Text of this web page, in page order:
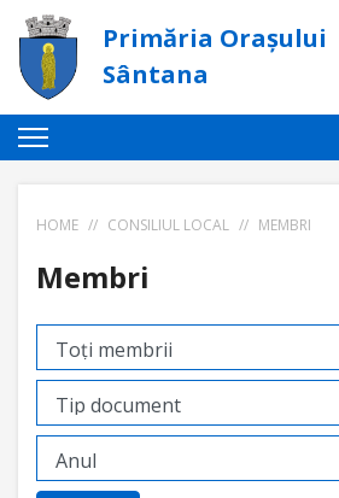
Primăria Orașului
Sântana
HOME // CONSILIUL LOCAL // MEMBRI
Membri